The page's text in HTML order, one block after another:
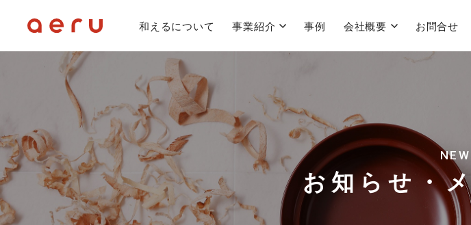
和えるについて 事業紹介 事例 会社概要 お問合せ
お知らせ・